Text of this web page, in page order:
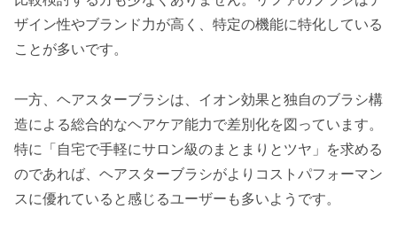
ザイン性やブランド力が高く、特定の機能に特化している
ことが多いです。
一方、ヘアスターブラシは、イオン効果と独自のブラシ構
造による総合的なヘアケア能力で差別化を図っています。
特に「自宅で手軽にサロン級のまとまりとツヤ」を求める
のであれば、ヘアスターブラシがよりコストパフォーマン
スに優れていると感じるユーザーも多いようです。